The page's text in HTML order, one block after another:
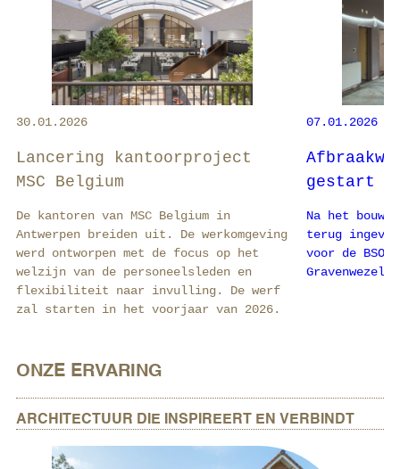
30.01.2026
Lancering kantoorproject
MSC Belgium
De kantoren van MSC Belgium in
Antwerpen breiden uit. De werkomgeving
werd ontworpen met de focus op het
welzijn van de personeelsleden en
flexibiliteit naar invulling. De werf
zal starten in het voorjaar van 2026.
07.01.2026
gestart
Na het
terug
voor de
ONZE ERVARING
ARCHITECTUUR DIE INSPIREERT EN VERBINDT